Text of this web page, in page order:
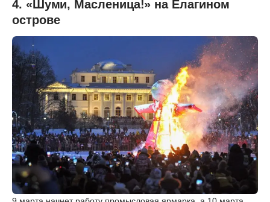
4. «Шуми, Масленица!» на Елагином
острове